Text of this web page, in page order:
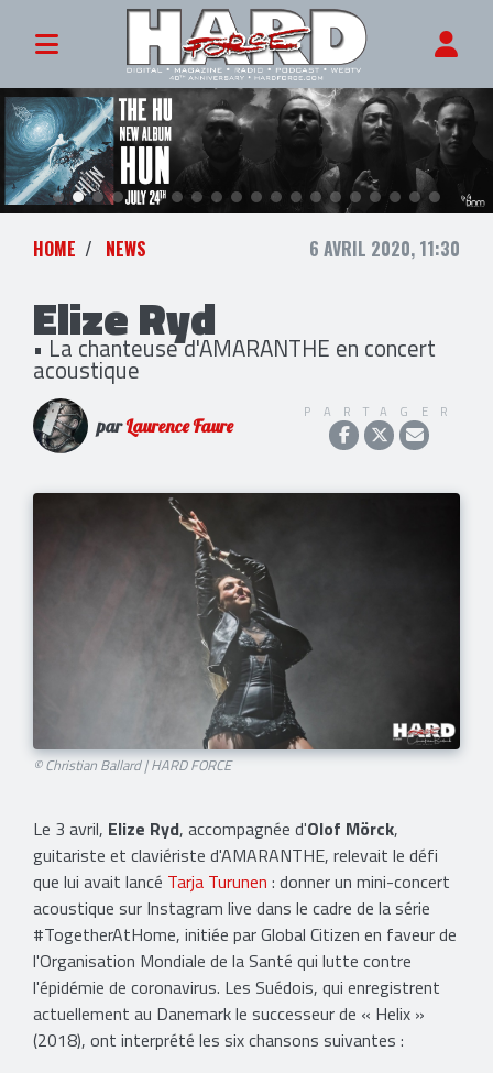
HOME NEWS 6 AVRIL 2020, 11:30
Elize Ryd
• La chanteuse d'AMARANTHE en concert
acoustique
parLaurence Faure
PARTAGER
© Christian Ballard | HARD FORCE
Le 3 avril, Elize Ryd, accompagnée d'Olof Mörck,
guitariste et claviériste d'AMARANTHE, relevait le défi
que lui avait lancé Tarja Turunen : donner un mini-concert
acoustique sur Instagram live dans le cadre de la série
#TogetherAtHome, initiée par Global Citizen en faveur de
l'Organisation Mondiale de la Santé qui lutte contre
l'épidémie de coronavirus. Les Suédois, qui enregistrent
actuellement au Danemark le successeur de « Helix »
(2018), ont interprété les six chansons suivantes :